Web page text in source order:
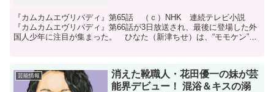
『カムカムエヴリバディ』第65話 （ｃ）NHK 連続テレビ小説
『カムカムエヴリバディ』第66話が3日放送され、最後に登場した外
国人少年に注目が集まった。 ひなた（新津ちせ）は、“モモケン”こ
芸能情報
消えた靴職人・花田優一の妹が芸
能界デビュー！ 混浴＆キスの溺